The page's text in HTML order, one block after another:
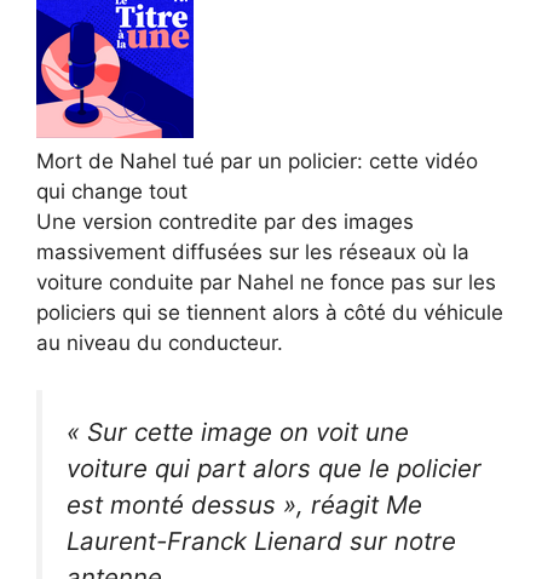
Mort de Nahel tué par un policier: cette vidéo
qui change tout
Une version contredite par des images
massivement diffusées sur les réseaux où la
voiture conduite par Nahel ne fonce pas sur les
policiers qui se tiennent alors à côté du véhicule
au niveau du conducteur.
« Sur cette image on voit une
voiture qui part alors que le policier
est monté dessus », réagit Me
Laurent-Franck Lienard sur notre